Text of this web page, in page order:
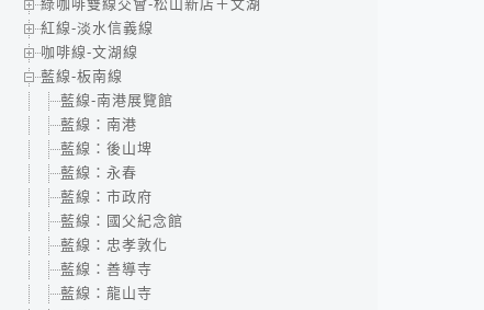
綠咖啡雙線交會-松山新店＋文湖
紅線-淡水信義線
咖啡線-文湖線
藍線-板南線
藍線-南港展覽館
藍線：南港
藍線：後山埤
藍線：永春
藍線：市政府
藍線：國父紀念館
藍線：忠孝敦化
藍線：善導寺
藍線：龍山寺